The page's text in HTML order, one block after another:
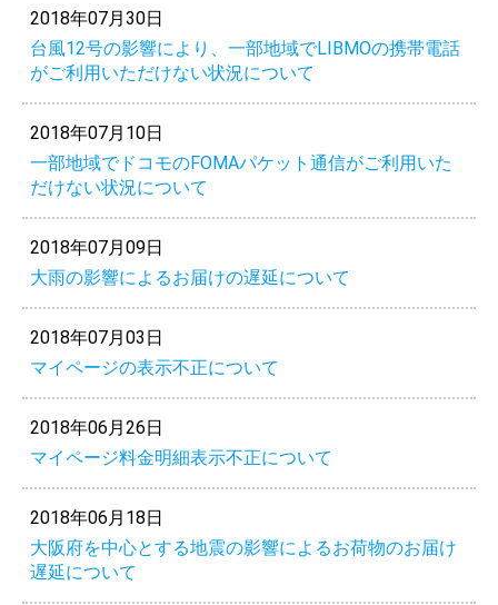
2018年07月30日
台風12号の影響により、一部地域でLIBMOの携帯電話
がご利用いただけない状況について
2018年07月10日
一部地域でドコモのFOMAパケット通信がご利用いた
だけない状況について
2018年07月09日
大雨の影響によるお届けの遅延について
2018年07月03日
マイページの表示不正について
2018年06月26日
マイページ料金明細表示不正について
2018年06月18日
大阪府を中心とする地震の影響によるお荷物のお届け
遅延について